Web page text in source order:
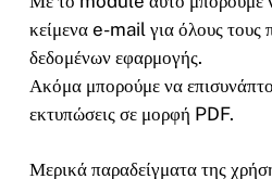
κείμενα e-mail για όλους τους
δεδομένων εφαρμογής.
Ακόμα μπορούμε να
εκτυπώσεις σε μορφή PDF.
Μερικά παραδείγματα της